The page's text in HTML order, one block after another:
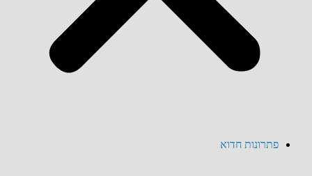
פתרונות חדוא